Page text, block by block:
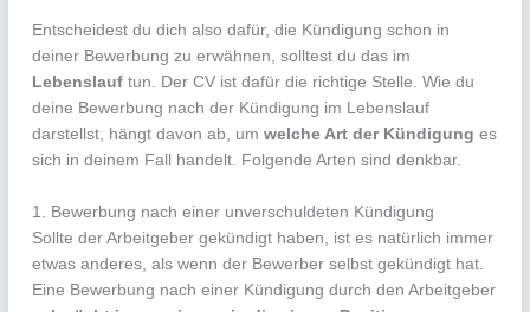
Entscheidest du dich also dafür, die Kündigung schon in
deiner Bewerbung zu erwähnen, solltest du das im
Lebenslauf tun. Der CV ist dafür die richtige Stelle. Wie du
deine Bewerbung nach der Kündigung im Lebenslauf
darstellst, hängt davon ab, umwelche Art der Kündigung es
sich in deinem Fall handelt. Folgende Arten sind denkbar.
1. Bewerbung nach einer unverschuldeten Kündigung
Sollte der Arbeitgeber gekündigt haben, ist es natürlich immer
etwas anderes, als wenn der Bewerber selbst gekündigt hat.
Eine Bewerbung nach einer Kündigung durch den Arbeitgeber